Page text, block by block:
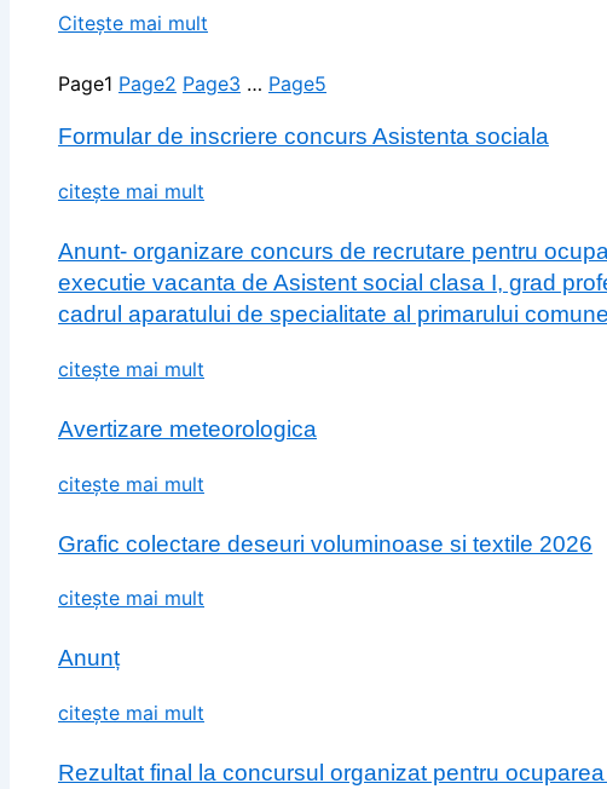
Citește mai mult
Page1 Page2 Page3 … Page5
Formular de inscriere concurs Asistenta sociala
citește mai mult
Anunt- organizare concurs de recrutare pentru
executie vacanta de Asistent social clasa I, grad
cadrul aparatului de specialitate al primarului
citește mai mult
Avertizare meteorologica
citește mai mult
Grafic colectare deseuri voluminoase si textile 2026
citește mai mult
Anunț
citește mai mult
Rezultat final la concursul organizat pentru